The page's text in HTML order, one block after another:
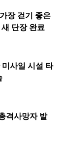
장 걷기 좋은
단장 완료
사일 시설 타
격사망자 발